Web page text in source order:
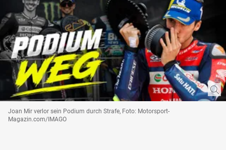
Joan Mir verlor sein Podium durch Strafe, Foto: Motorsport-
Magazin.com/IMAGO